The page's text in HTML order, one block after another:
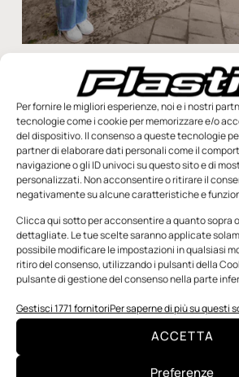
Per fornire le migliori esperienze, noi e i nostri
tecnologie come i cookie per memorizzare e/o
del dispositivo. Il consenso a queste tecnologie
partner di elaborare dati personali come il
navigazione o gli ID univoci su questo sito e di
personalizzati. Non acconsentire o ritirare il
negativamente su alcune caratteristiche e
Clicca qui sotto per acconsentire a quanto sopra
dettagliate. Le tue scelte saranno applicate
possibile modificare le impostazioni in qualsiasi
ritiro del consenso, utilizzando i pulsanti della
pulsante di gestione del consenso nella parte
Gestisci 1771 fornitoriPer saperne di più su questi
ACCETTA
Preferenze
“Casa Corepla” e “Magicamente
tappa a Rieti
Proseguono le attività del Consorzio
Raccolta, il Riciclo e il Recupero degli
fine di sensibilizzare i cittadini di
Redazione 18 Aprile 2024
SFOGLIA LA RIVISTA